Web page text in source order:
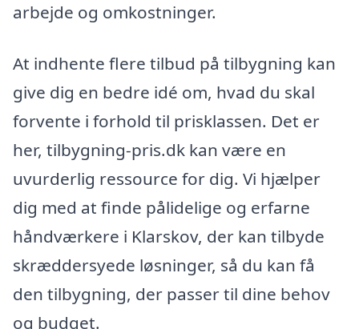
arbejde og omkostninger.
At indhente flere tilbud på tilbygning kan
give dig en bedre idé om, hvad du skal
forvente i forhold til prisklassen. Det er
her, tilbygning-pris.dk kan være en
uvurderlig ressource for dig. Vi hjælper
dig med at finde pålidelige og erfarne
håndværkere i Klarskov, der kan tilbyde
skræddersyede løsninger, så du kan få
den tilbygning, der passer til dine behov
og budget.